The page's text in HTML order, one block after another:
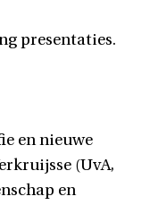
presentaties.
en nieuwe
(UvA,
en